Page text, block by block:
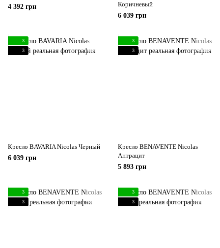
4 392 грн
Коричневый
6 039 грн
3
3
Кресло BAVARIA Nicolas Черный
6 039 грн
3
3
Кресло BENAVENTE Nicolas
Антрацит
5 893 грн
3
3
3
3